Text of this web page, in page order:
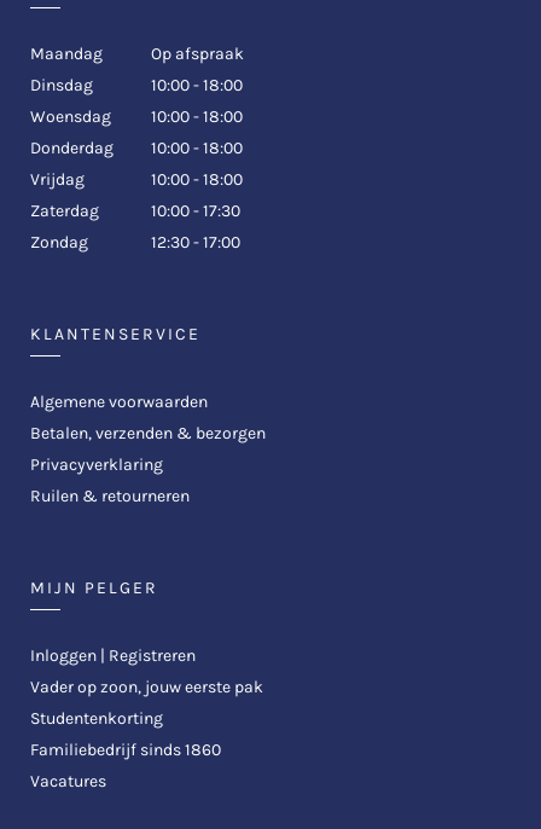
Maandag
Op afspraak
Dinsdag
10:00 - 18:00
Woensdag
10:00 - 18:00
Donderdag
10:00 - 18:00
Vrijdag
10:00 - 18:00
Zaterdag
10:00 - 17:30
Zondag
12:30 - 17:00
KLANTENSERVICE
Algemene voorwaarden
Betalen, verzenden & bezorgen
Privacyverklaring
Ruilen & retourneren
MIJN PELGER
Inloggen | Registreren
Vader op zoon, jouw eerste pak
Studentenkorting
Familiebedrijf sinds 1860
Vacatures